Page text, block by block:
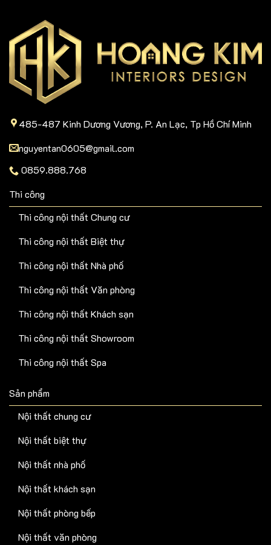
485-487 Kinh Dương Vương, P. An Lạc, Tp Hồ Chí Minh
nguyentan0605@gmail.com
0859.888.768
Thi công
Thi công nội thất Chung cư
Thi công nội thất Biệt thự
Thi công nội thất Nhà phố
Thi công nội thất Văn phòng
Thi công nội thất Khách sạn
Thi công nội thất Showroom
Thi công nội thất Spa
Sản phẩm
Nội thất chung cư
Nội thất biệt thự
Nội thất nhà phố
Nội thất khách sạn
Nội thất phòng bếp
Nội thất văn phòng